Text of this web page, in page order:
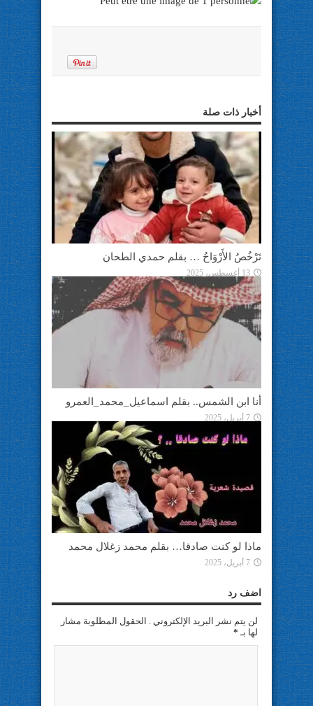
أخبار ذات صلة
تَرْخُصُ الأَرْوَاحُ … بقلم حمدي الطحان
13 أغسطس، 2025
أنا ابن الشمس.. بقلم اسماعيل_محمد_العمرو
7 أبريل، 2025
ماذا لو كنت صادقا… بقلم محمد زغلال محمد
7 أبريل، 2025
اضف رد
لن يتم نشر البريد الإلكتروني . الحقول المطلوبة مشار
لها بـ *